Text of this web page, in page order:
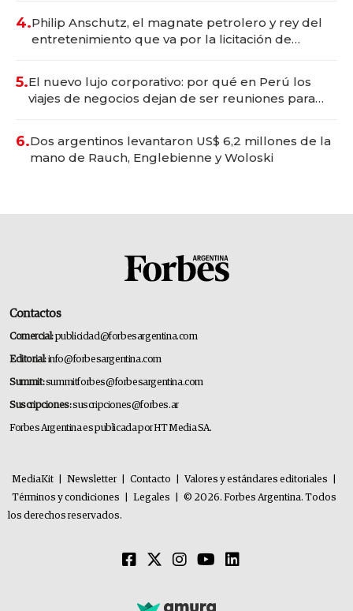
4.Philip Anschutz, el magnate petrolero y rey del
entretenimiento que va por la licitación de
5.El nuevo lujo corporativo: por qué en Perú los
viajes de negocios dejan de ser reuniones para
6.Dos argentinos levantaron US$ 6,2 millones de la
mano de Rauch, Englebienne y Woloski
Contactos
Comercial:publicidad@forbesargentina.com
Editorial:info@forbesargentina.com
Summit:summitforbes@forbesargentina.com
Suscripciones:suscripciones@forbes.ar
Forbes Argentina es publicada por HT Media SA.
MediaKit Newsletter Contacto Valores y estándares editoriales
Términos y condiciones
Legales
© 2026. Forbes Argentina. Todos
los derechos reservados.